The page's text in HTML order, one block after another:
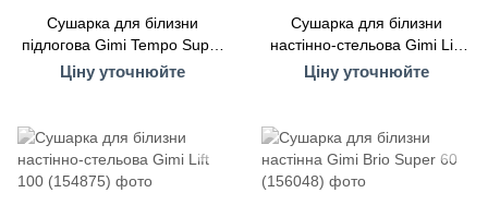
Сушарка для білизни
підлогова Gimi Tempo Super
(155121)
Ціну уточнюйте
Сушарка для білизни
настінно-стельова Gimi Lift
160 (154879)
Ціну уточнюйте